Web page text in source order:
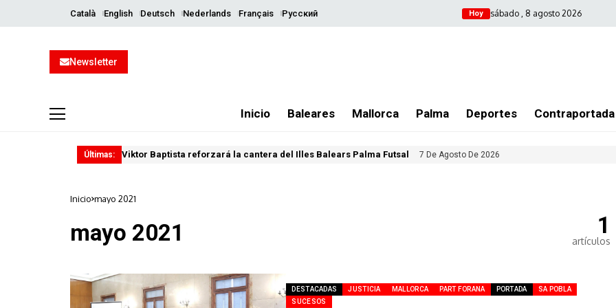
Català English Deutsch Nederlands Français Русский Hoy sábado , 8 agosto 2026
Newsletter
Inicio Baleares Mallorca Palma Deportes Contraportada
Últimas: Viktor Baptista reforzará la cantera del Illes Balears Palma Futsal 7 De Agosto De 2026
Inicio mayo 2021
mayo 2021 1
artículos
DESTACADAS JUSTICIA MALLORCA PART FORANA PORTADA
SA POBLA
SUCESOS